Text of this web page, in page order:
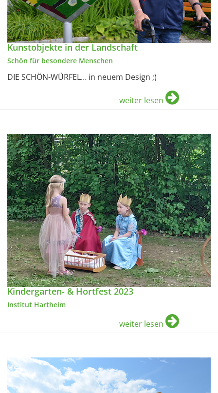
Kunstobjekte in der Landschaft
Schön für besondere Menschen
DIE SCHÖN-WÜRFEL… in neuem Design ;)
weiter lesen
Kindergarten- & Hortfest 2023
Institut Hartheim
weiter lesen